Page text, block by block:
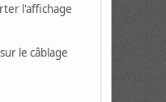
l'affichage
le câblage